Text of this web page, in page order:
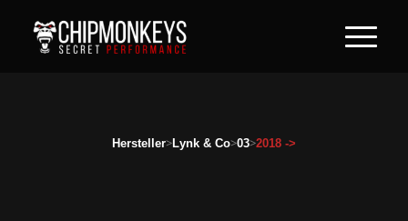
Hersteller>Lynk & Co>03>2018 ->